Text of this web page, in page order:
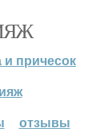
причесок
отзывы